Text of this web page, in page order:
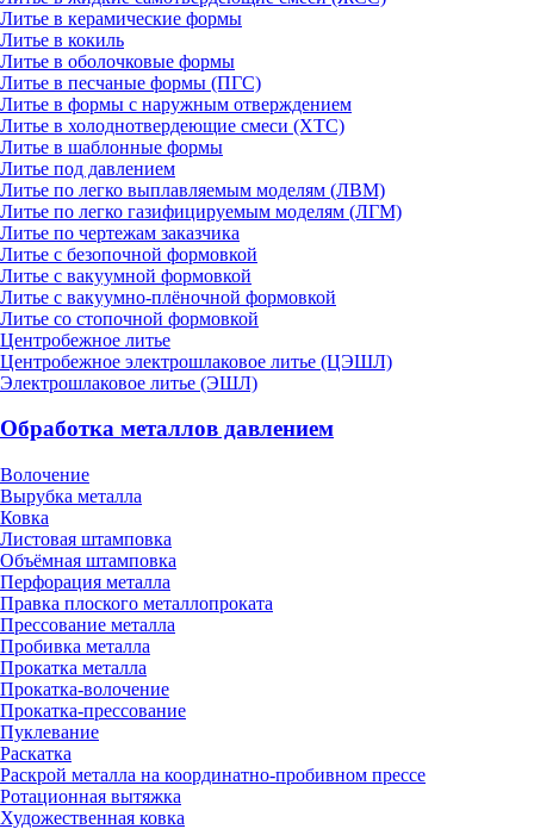
Литье в керамические формы
Литье в кокиль
Литье в оболочковые формы
Литье в песчаные формы (ПГС)
Литье в формы с наружным отверждением
Литье в холоднотвердеющие смеси (ХТС)
Литье в шаблонные формы
Литье под давлением
Литье по легко выплавляемым моделям (ЛВМ)
Литье по легко газифицируемым моделям (ЛГМ)
Литье по чертежам заказчика
Литье с безопочной формовкой
Литье с вакуумной формовкой
Литье с вакуумно-плёночной формовкой
Литье со стопочной формовкой
Центробежное литье
Центробежное электрошлаковое литье (ЦЭШЛ)
Электрошлаковое литье (ЭШЛ)
Обработка металлов давлением
Волочение
Вырубка металла
Ковка
Листовая штамповка
Объёмная штамповка
Перфорация металла
Правка плоского металлопроката
Прессование металла
Пробивка металла
Прокатка металла
Прокатка-волочение
Прокатка-прессование
Пуклевание
Раскатка
Раскрой металла на координатно-пробивном прессе
Ротационная вытяжка
Художественная ковка